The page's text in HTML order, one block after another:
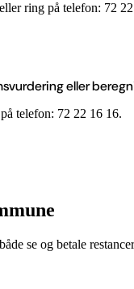
ring på telefon: 72
eller
telefon: 72 22 16 16.
se og betale